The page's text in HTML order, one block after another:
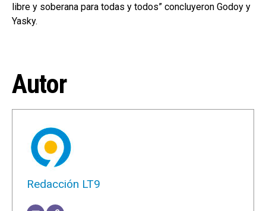
libre y soberana para todas y todos” concluyeron Godoy y
Yasky.
Autor
Redacción LT9